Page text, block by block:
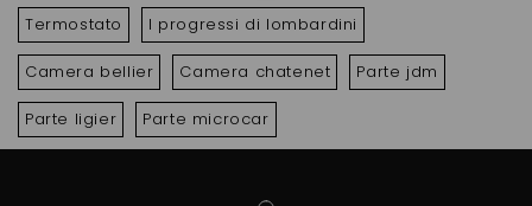
Termostato I progressi di lombardini
Camera bellier Camera chatenet Parte jdm
Parte ligier Parte microcar